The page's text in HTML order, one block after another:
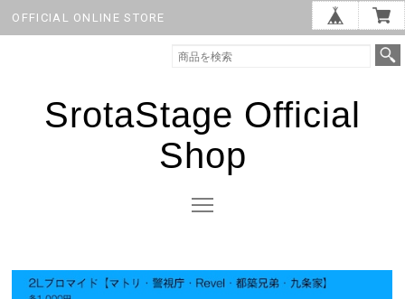
OFFICIAL ONLINE STORE
SrotaStage Official
Shop